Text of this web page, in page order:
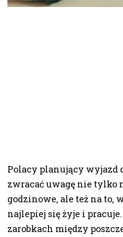
Polacy planujący
zwracać uwagę nie tylko
godzinowe, ale też na to,
najlepiej się żyje i
zarobkach między